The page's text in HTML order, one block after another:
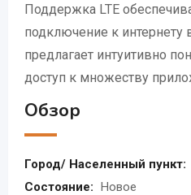
Поддержка LTE
подключение к интернету
предлагает интуитивно
доступ к множеству
Обзор
Город/ Населенный пункт:
Состояние: Новое